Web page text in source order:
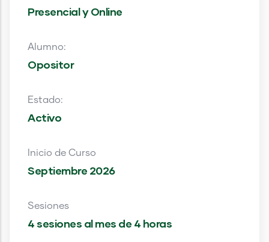
Presencial y Online
Alumno:
Opositor
Estado:
Activo
Inicio de Curso
Septiembre 2026
Sesiones
4 sesiones al mes de 4 horas